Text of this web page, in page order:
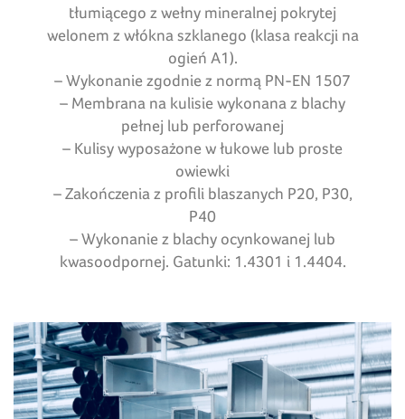
tłumiącego z wełny mineralnej pokrytej
welonem z włókna szklanego (klasa reakcji na
ogień A1).
– Wykonanie zgodnie z normą PN-EN 1507
– Membrana na kulisie wykonana z blachy
pełnej lub perforowanej
– Kulisy wyposażone w łukowe lub proste
owiewki
– Zakończenia z profili blaszanych P20, P30,
P40
– Wykonanie z blachy ocynkowanej lub
kwasoodpornej. Gatunki: 1.4301 i 1.4404.